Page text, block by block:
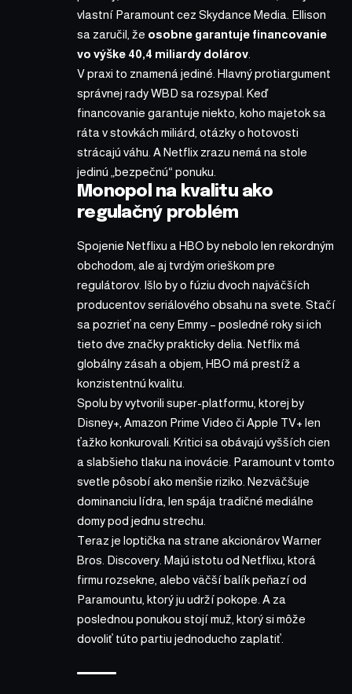
vlastní Paramount cez Skydance Media. Ellison
sa zaručil, že osobne garantuje financovanie
vo výške 40,4 miliardy dolárov
V praxi to znamená jediné. Hlavný protiargument
správnej rady WBD sa rozsypal. Keď
financovanie garantuje niekto, koho majetok sa
ráta v stovkách miliárd, otázky o hotovosti
strácajú váhu. A Netflix zrazu nemá na stole
jedinú „bezpečnú“ ponuku.
Monopol na kvalitu ako
regulačný problém
Spojenie Netflixu a HBO by nebolo len rekordným
obchodom, ale aj tvrdým orieškom pre
regulátorov. Išlo by o fúziu dvoch najväčších
producentov seriálového obsahu na svete. Stačí
sa pozrieť na ceny Emmy – posledné roky si ich
tieto dve značky prakticky delia. Netflix má
globálny zásah a objem, HBO má prestíž a
konzistentnú kvalitu.
Spolu by vytvorili super-platformu, ktorej by
Disney+, Amazon Prime Video či Apple TV+ len
ťažko konkurovali. Kritici sa obávajú vyšších cien
a slabšieho tlaku na inovácie. Paramount v tomto
svetle pôsobí ako menšie riziko. Nezväčšuje
dominanciu lídra, len spája tradičné mediálne
domy pod jednu strechu.
Teraz je loptička na strane akcionárov Warner
Bros. Discovery. Majú istotu od Netflixu, ktorá
firmu rozsekne, alebo väčší balík peňazí od
Paramountu, ktorý ju udrží pokope. A za
poslednou ponukou stojí muž, ktorý si môže
dovoliť túto partiu jednoducho zaplatiť.